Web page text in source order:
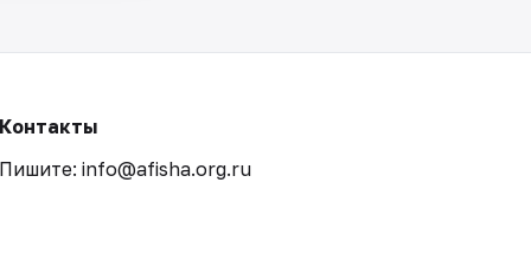
Контакты
Пишите: info@afisha.org.ru